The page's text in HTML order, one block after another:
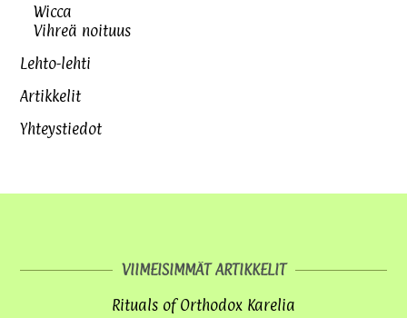
Wicca
Vihreä noituus
Lehto-lehti
Artikkelit
Yhteystiedot
VIIMEISIMMÄT ARTIKKELIT
Rituals of Orthodox Karelia